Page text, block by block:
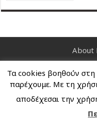
About
Nancy's Blog ©
Τα cookies βοηθούν
παρέχουμε. Με τη
αποδέχεσαι την